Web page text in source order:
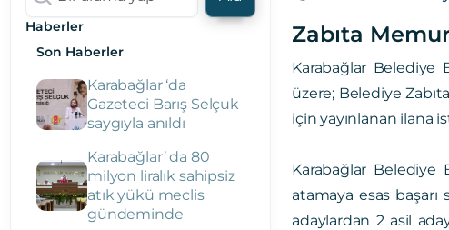
Haberler
Son Haberler
Karabağlar ‘da
Gazeteci Barış Selçuk
saygıyla anıldı
Karabağlar’ da 80
milyon liralık sahipsiz
atık yükü meclis
gündeminde
Zabıta
Karabağlar Belediye
üzere; Belediye
için yayınlanan ilana
Karabağlar Belediye
atamaya esas
adaylardan 2 asil